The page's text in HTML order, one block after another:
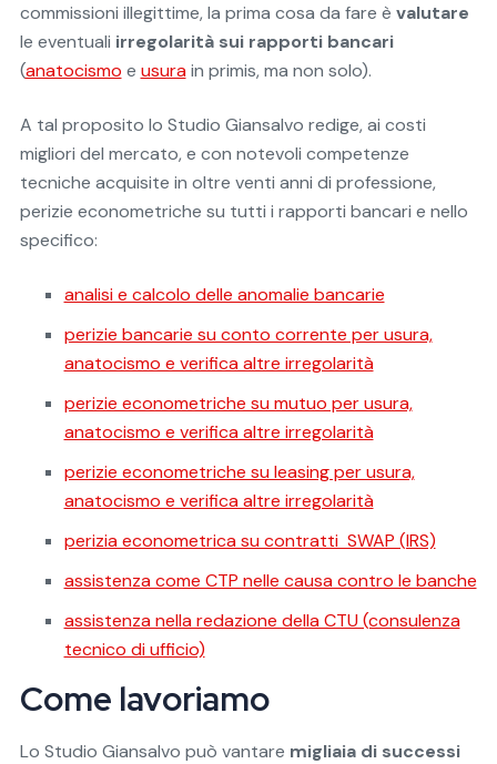
commissioni illegittime, la prima cosa da fare è valutare
le eventuali irregolarità sui rapporti bancari
(anatocismo e usurain primis, ma non solo).
A tal proposito lo Studio Giansalvo redige, ai costi
migliori del mercato, e con notevoli competenze
tecniche acquisite in oltre venti anni di professione,
perizie econometriche su tutti i rapporti bancari e nello
specifico:
analisi e calcolo delle anomalie bancarie
perizie bancarie su conto corrente per usura,
anatocismo e verifica altre irregolarità
perizie econometriche su mutuo per usura,
anatocismo e verifica altre irregolarità
perizie econometriche su leasing per usura,
anatocismo e verifica altre irregolarità
perizia econometrica su contratti SWAP (IRS)
assistenza come CTP nelle causa contro le banche
assistenza nella redazione della CTU (consulenza
tecnico di ufficio)
Come lavoriamo
Lo Studio Giansalvo può vantare migliaia di successi